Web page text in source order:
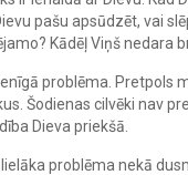
pašu apsūdzēt, vai
Kādēļ Viņš nedara
problēma. Pretpols
Šodienas cilvēki nav
Dieva priekšā.
problēma nekā